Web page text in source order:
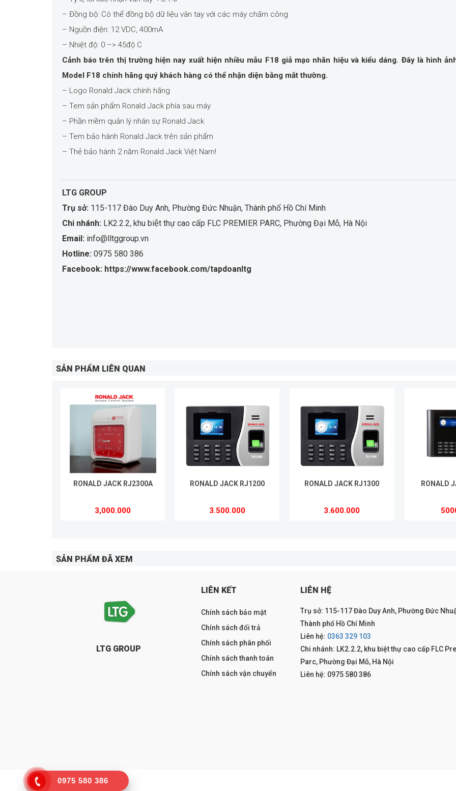
– Đồng bộ: Có thể đồng bộ dữ liệu vân tay với các máy chấm công
– Nguồn điện: 12 VDC, 400mA
– Nhiệt độ: 0 –> 45độ C
Cảnh báo trên thị trường hiện nay xuất hiện nhiều mẫu F18 giả mạo nhãn hiệu và kiểu dáng. Đây là hình
Model F18 chính hãng quý khách hàng có thể nhận diện bằng mắt thường.
– Logo Ronald Jack chính hãng
– Tem sản phẩm Ronald Jack phía sau máy
– Phần mềm quản lý nhân sự Ronald Jack
– Tem bảo hành Ronald Jack trên sản phẩm
– Thẻ bảo hành 2 năm Ronald Jack Việt Nam!
LTG GROUP
Trụ sở: 115-117 Đào Duy Anh, Phường Đức Nhuận, Thành phố Hồ Chí Minh
Chi nhánh: LK2.2.2, khu biệt thự cao cấp FLC PREMIER PARC, Phường Đại Mỗ, Hà Nội
Email: info@lltggroup.vn
Hotline: 0975 580 386
Facebook: https://www.facebook.com/tapdoanltg
SẢN PHẨM LIÊN QUAN
RONALD JACK RJ2300A
3,000.000
RONALD JACK RJ1200
3.500.000
RONALD JACK RJ1300
3.600.000
RONALD
SẢN PHẨM ĐÃ XEM
LTG GROUP
LIÊN KẾT
Chính sách bảo mật
Chính sách đổi trả
Chính sách phân phối
Chính sách thanh toán
Chính sách vận chuyển
LIÊN HỆ
Trụ sở: 115-117 Đào Duy Anh, Phường Đức
Thành phố Hồ Chí Minh
Liên hệ: 0363 329 103
Chi nhánh: LK2.2.2, khu biệt thự cao cấp FLC
Parc, Phường Đại Mỗ, Hà Nội
Liên hệ: 0975 580 386
0975 580 386